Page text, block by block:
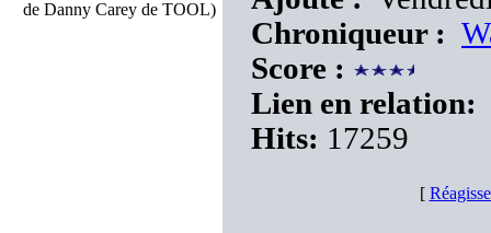
de Danny Carey de TOOL)
Chroniqueur :
Score :
Lien en relation:
Hits: 17259
[